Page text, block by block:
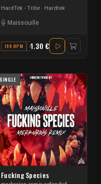
HardTek - Tribe Hardtek
Maissouille
190 BPM G1.30 €
SINGLE
Fucking Species